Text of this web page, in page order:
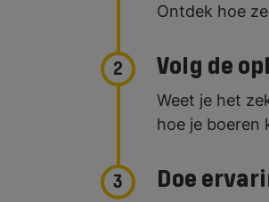
Ontdek hoe
2 Volg de
Weet je het
hoe je boeren
3 Doe